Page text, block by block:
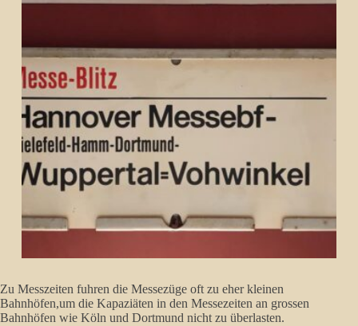
Zu Messzeiten fuhren die Messezüge oft zu eher kleinen
Bahnhöfen,um die Kapaziäten in den Messezeiten an grossen
Bahnhöfen wie Köln und Dortmund nicht zu überlasten.